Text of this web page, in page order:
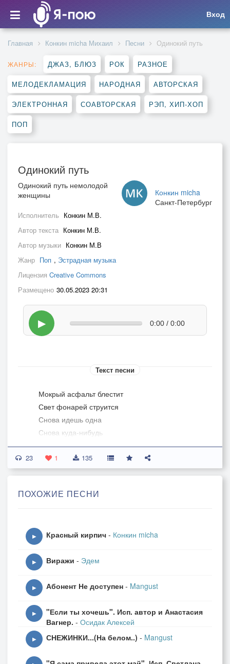
Вход
Главная Конкин micha Михаил Песни Одинокий путь
ЖАНРЫ: ДЖАЗ, БЛЮЗ РОК РАЗНОЕ
МЕЛОДЕКЛАМАЦИЯ НАРОДНАЯ АВТОРСКАЯ
ЭЛЕКТРОННАЯ СОАВТОРСКАЯ РЭП, ХИП-ХОП
ПОП
Одинокий путь
Конкин micha
Санкт-Петербург
Одинокий путь немолодой
женщины
Исполнитель Конкин М.В.
Автор текста Конкин М.В.
Автор музыки Конкин М.В
Жанр Поп , Эстрадная музыка
Лицензия Creative Commons
Размещено 30.05.2023 20:31
▶ 0:00 / 0:00
Текст песни
Мокрый асфальт блестит
Свет фонарей струится
Снова идешь одна
Снова куда-нибудь
Город усталый спит
Городу что-то снится
Только не знает сна
23 1 135
ПОХОЖИЕ ПЕСНИ
▶ Красный кирпич - Конкин micha
▶ Виражи - Эдем
▶ Абонент Не доступен - Mangust
▶
"Если ты хочешь". Исп. автор и Анастасия
Вагнер. - Осидак Алексей
▶ СНЕЖИНКИ...(На белом..) - Mangust